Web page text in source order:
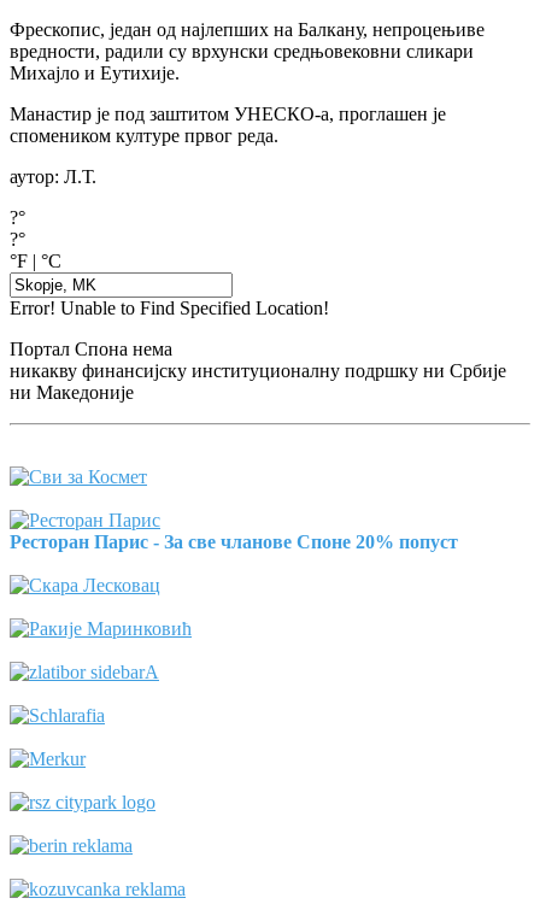
Фрескопис, један од најлепших на Балкану, непроцењиве
вредности, радили су врхунски средњовековни сликари
Михајло и Еутихије.
Манастир је под заштитом УНЕСКО-а, проглашен је
спомеником културе првог реда.
аутор: Л.Т.
?°
?°
°F | °C
Error! Unable to Find Specified Location!
Портал Спона нема
никакву финансијску институционалну подршку ни Србије
ни Македоније
Ресторан Парис - За све чланове Споне 20% попуст